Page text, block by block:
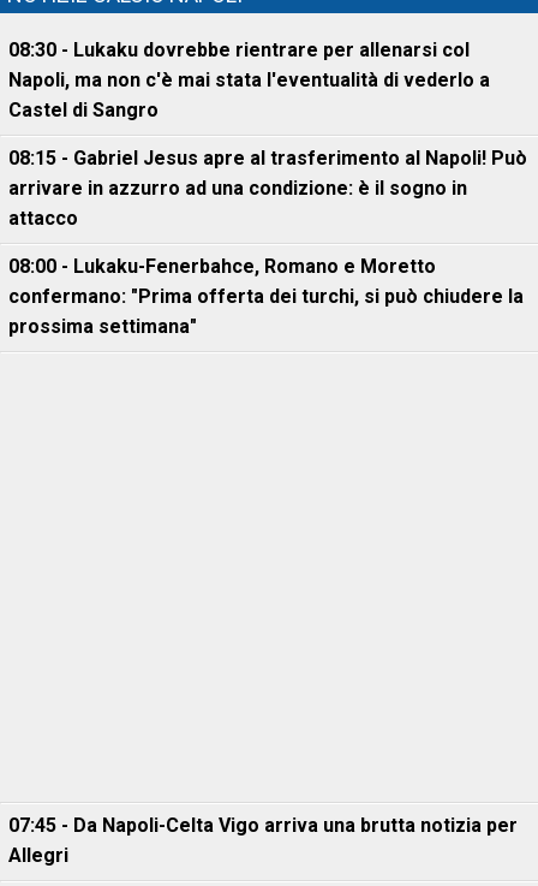
08:30 - Lukaku dovrebbe rientrare per allenarsi col
Napoli, ma non c'è mai stata l'eventualità di vederlo a
Castel di Sangro
08:15 - Gabriel Jesus apre al trasferimento al Napoli! Può
arrivare in azzurro ad una condizione: è il sogno in
attacco
08:00 - Lukaku-Fenerbahce, Romano e Moretto
confermano: "Prima offerta dei turchi, si può chiudere la
prossima settimana"
07:45 - Da Napoli-Celta Vigo arriva una brutta notizia per
Allegri